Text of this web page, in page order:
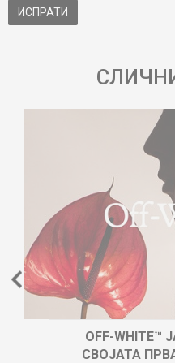
ИСПРАТИ
OFF-WHITE™
СВОЈАТА